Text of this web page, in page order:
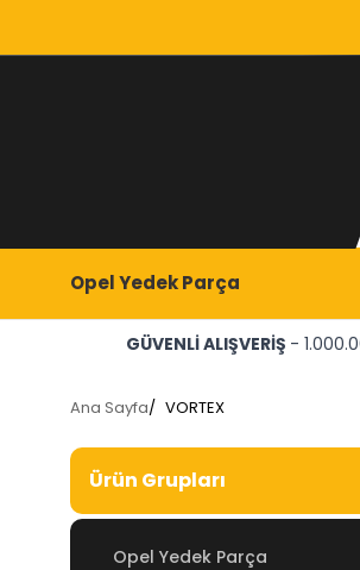
Opel Yedek Parça
GÜVENLİ ALIŞVERİŞ -
Ana Sayfa/ VORTEX
Ürün Grupları
Opel Yedek Parça